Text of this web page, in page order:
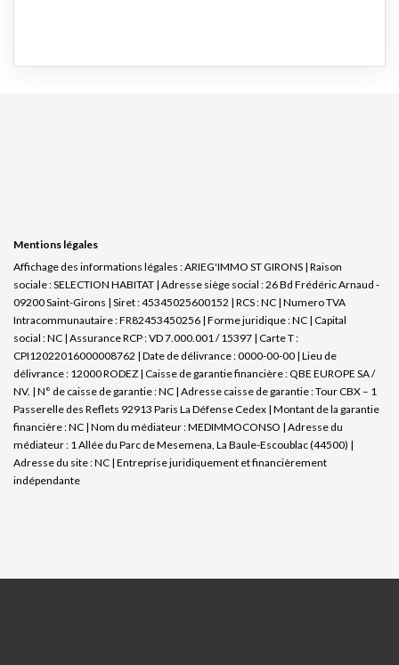
Mentions légales
Affichage des informations légales : ARIEG'IMMO ST GIRONS | Raison
sociale : SELECTION HABITAT | Adresse siège social : 26 Bd Frédéric Arnaud -
09200 Saint-Girons | Siret : 45345025600152 | RCS : NC | Numero TVA
Intracommunautaire : FR82453450256 | Forme juridique : NC | Capital
social : NC | Assurance RCP : VD 7.000.001 / 15397 | Carte T :
CPI12022016000008762 | Date de délivrance : 0000-00-00 | Lieu de
délivrance : 12000 RODEZ | Caisse de garantie financière : QBE EUROPE SA /
NV. | N° de caisse de garantie : NC | Adresse caisse de garantie : Tour CBX – 1
Passerelle des Reflets 92913 Paris La Défense Cedex | Montant de la garantie
financière : NC | Nom du médiateur : MEDIMMOCONSO | Adresse du
médiateur : 1 Allée du Parc de Mesemena, La Baule-Escoublac (44500) |
Adresse du site : NC | Entreprise juridiquement et financièrement
indépendante